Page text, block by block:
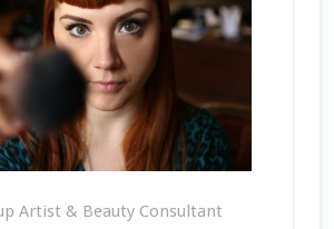
Artist & Beauty Consultant